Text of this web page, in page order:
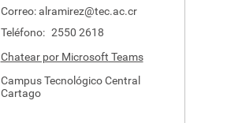
Correo:alramirez@tec.ac.cr
Teléfono: 2550 2618
Chatear por Microsoft Teams
Campus Tecnológico Central
Cartago